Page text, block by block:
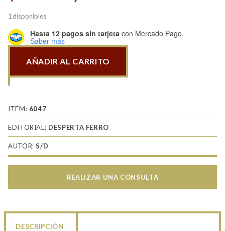
1 disponibles
Hasta 12 pagos sin tarjeta con Mercado Pago.
Saber más
039
medievales
hispánicos
La
gran
reinos
cristianos
AÑADIR AL CARRITO
ITEM: 6047
EDITORIAL: DESPERTA FERRO
AUTOR:S/D
REALIZAR UNA CONSULTA
DESCRIPCIÓN